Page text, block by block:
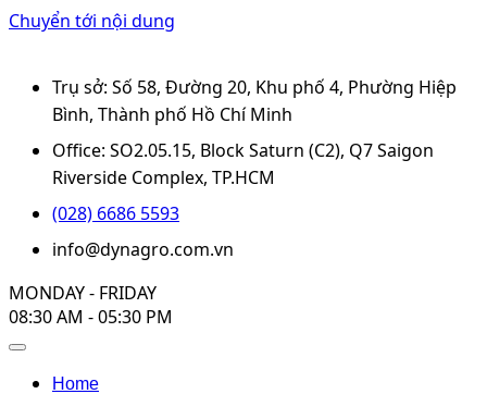
Chuyển tới nội dung
Trụ sở: Số 58, Đường 20, Khu phố 4, Phường Hiệp
Bình, Thành phố Hồ Chí Minh
Office: SO2.05.15, Block Saturn (C2), Q7 Saigon
Riverside Complex, TP.HCM
(028) 6686 5593
info@dynagro.com.vn
MONDAY - FRIDAY
08:30 AM - 05:30 PM
Home